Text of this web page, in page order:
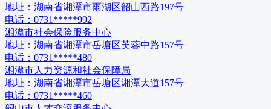
地址： 湖南省湘潭市雨湖区韶山西路197号
电话： 0731*****992
湘潭市社会保险服务中心
地址： 湖南省湘潭市岳塘区芙蓉中路157号
电话： 0731*****480
湘潭市人力资源和社会保障局
地址： 湖南省湘潭市岳塘区湘潭大道157号
电话： 0731*****460